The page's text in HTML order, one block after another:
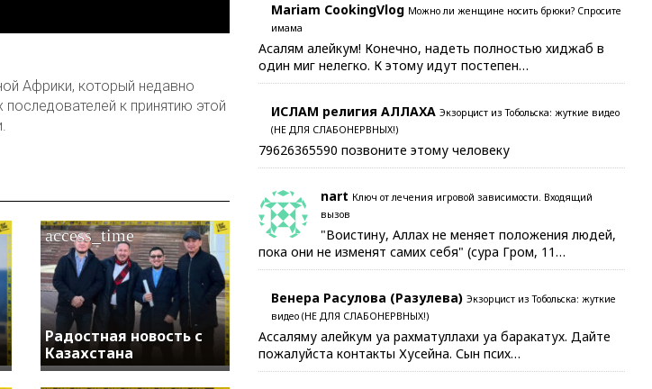
Африки, который недавно
к принятию этой
Радостная новость с
Казахстана
access_time
Mariam CookingVlog Можно ли женщине носить брюки? Спросите
имама
Асалям алейкум! Конечно, надеть полностью хиджаб в
один миг нелегко. К этому идут постепен…
ИСЛАМ религия АЛЛАХА Экзорцист из Тобольска: жуткие видео
(НЕ ДЛЯ СЛАБОНЕРВНЫХ!)
79626365590 позвоните этому человеку
nart Ключ от лечения игровой зависимости. Входящий
вызов
"Воистину, Аллах не меняет положения людей,
пока они не изменят самих себя" (сура Гром, 11…
Венера Расулова (Разулева) Экзорцист из Тобольска: жуткие
видео (НЕ ДЛЯ СЛАБОНЕРВНЫХ!)
Ассаляму алейкум уа рахматуллахи уа баракатух. Дайте
пожалуйста контакты Хусейна. Сын псих…